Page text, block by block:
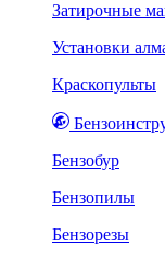
Затирочные
Установки
Краскопульты
Бензобур
Бензопилы
Бензорезы